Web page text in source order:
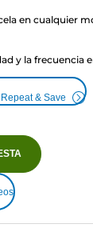
en cualquier
y la frecuencia
& Save